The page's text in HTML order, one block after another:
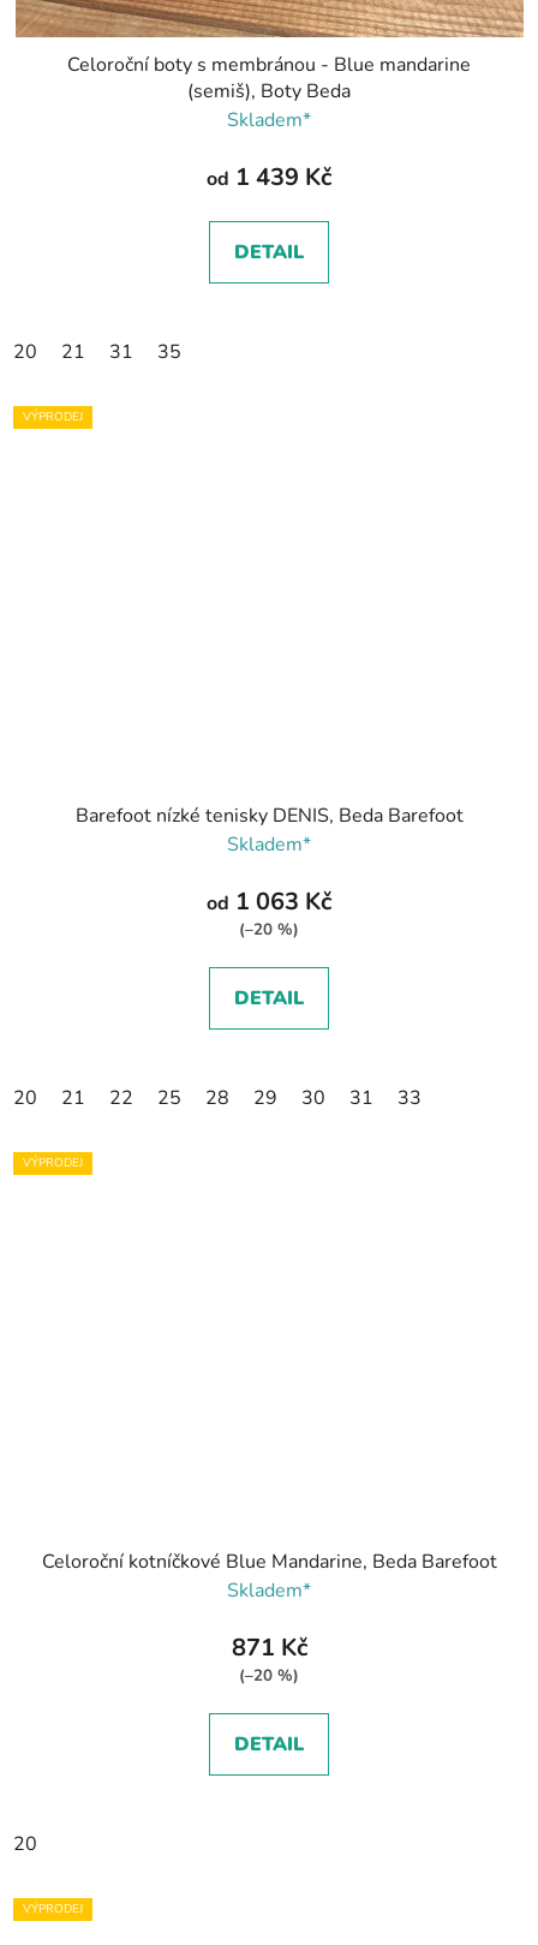
Celoroční boty s membránou - Blue mandarine
(semiš), Boty Beda
Skladem*
od 1 439 Kč
DETAIL
20 21 31 35
VÝPRODEJ
Barefoot nízké tenisky DENIS, Beda Barefoot
Skladem*
od 1 063 Kč
(–20 %)
DETAIL
20 21 22 25 28 29 30 31 33
VÝPRODEJ
Celoroční kotníčkové Blue Mandarine, Beda Barefoot
Skladem*
871 Kč
(–20 %)
DETAIL
20
VÝPRODEJ